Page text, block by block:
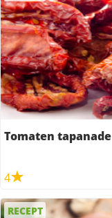
Tomaten tapanade
4
RECEPT